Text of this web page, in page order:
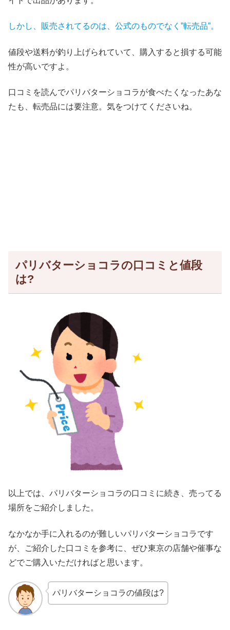
しかし、販売されてるのは、公式のものでなく”転売品”。
値段や送料が釣り上げられていて、購入すると損する可能
性が高いですよ。
口コミを読んでパリバターショコラが食べたくなったあな
たも、転売品には要注意。気をつけてくださいね。
パリバターショコラの口コミと値段
は?
以上では、パリバターショコラの口コミに続き、売ってる
場所をご紹介しました。
なかなか手に入れるのが難しいパリバターショコラです
が、ご紹介した口コミを参考に、ぜひ東京の店舗や催事な
どでご購入いただければと思います。
パリバターショコラの値段は?